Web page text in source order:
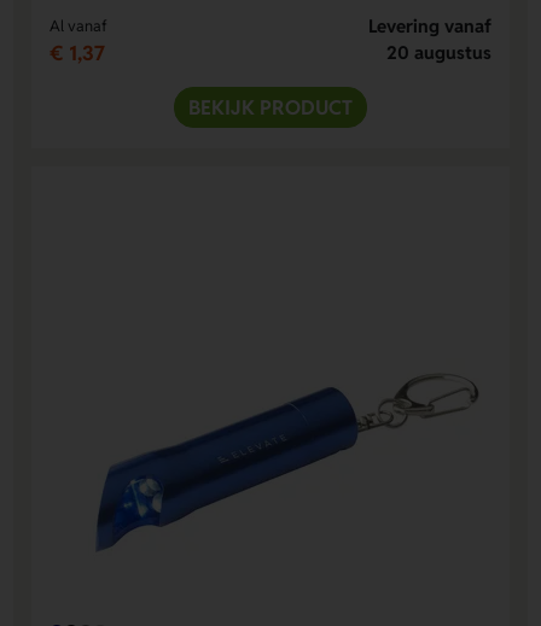
Al vanaf
€ 1,37
Levering vanaf
20 augustus
BEKIJK PRODUCT